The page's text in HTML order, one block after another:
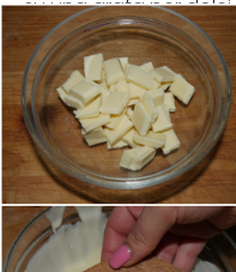
su una grata per